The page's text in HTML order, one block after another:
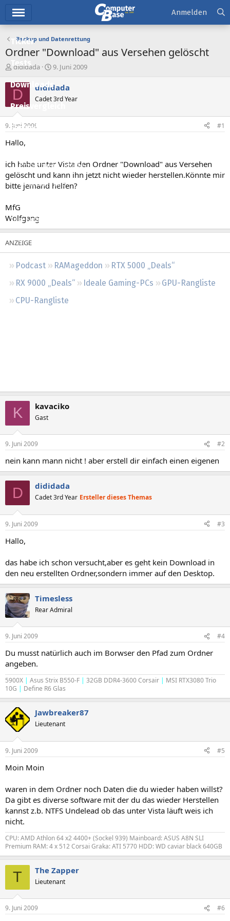
Ticker
Tests
Downloads
Preisvergleich
Forum
Aktuelles
Empfohlene Inhalte
Neue Beiträge
Leserartikel
Podcast RAMageddon
RTX 5000 „Deals“
RX 9000 „Deals“
Ideale Gaming-PCs
GPU-Rangliste
CPU-Rangliste
Anmelden
Backup und Datenrettung
Ordner "Download" aus Versehen gelöscht
E
s
e
e
r
dididada
E
s
e
t
9. Juni 2009
D dididada
Cadet 3rd Year
9. Juni 2009 #1
Hallo,
ich habe unter Vista den Ordner "Download" aus Versehen
gelöscht und kann ihn jetzt nicht wieder herstellen.Könnte mir
bitte jemand helfen?
MfG
Wolfgang
K kavaciko
Gast
9. Juni 2009 #2
nein kann mann nicht ! aber erstell dir einfach einen eigenen
D dididada
Cadet 3rd Year Ersteller dieses Themas
9. Juni 2009 #3
Hallo,
das habe ich schon versucht,aber es geht kein Download in
den neu erstellten Ordner,sondern immer auf den Desktop.
Timesless
Rear Admiral
9. Juni 2009 #4
Du musst natürlich auch im Borwser den Pfad zum Ordner
angeben.
5900X | Asus Strix B550-F | 32GB DDR4-3600 Corsair | MSI RTX3080 Trio
10G | Define R6 Glas
Jawbreaker87
Lieutenant
9. Juni 2009 #5
Moin Moin
waren in dem Ordner noch Daten die du wieder haben willst?
Da gibt es diverse software mit der du das wieder Herstellen
kannst z.b. NTFS Undelead ob das unter Vista läuft weis ich
nicht.
CPU: AMD Athlon 64 x2 4400+ (Sockel 939) Mainboard: ASUS A8N SLI
Premium RAM: 4 x 512 Corsai Graka: ATI 5770 HDD: WD caviar black 640GB
T The Zapper
Lieutenant
9. Juni 2009 #6